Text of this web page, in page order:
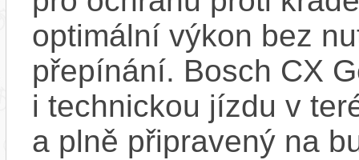
optimální výkon bez
přepínání. Bosch CX
i technickou jízdu v
a plně připravený na